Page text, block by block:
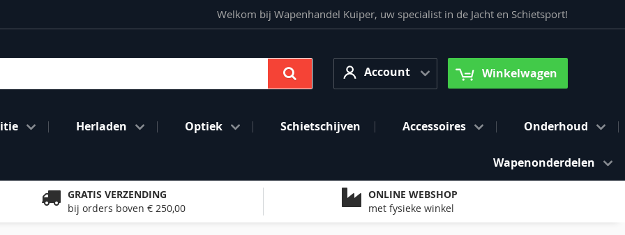
Welkom bij Wapenhandel Kuiper, uw specialist in de Jacht en Schietsport!
AccountAccount Winkelwagen
Herladen Optiek Schietschijven Accessoires Onderhoud
Wapenonderdelen
GRATIS VERZENDING
bij orders boven € 250,00
ONLINE WEBSHOP
met fysieke winkel